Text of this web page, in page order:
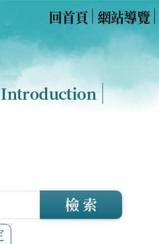
回首頁 網站導覽
Introduction
檢 索